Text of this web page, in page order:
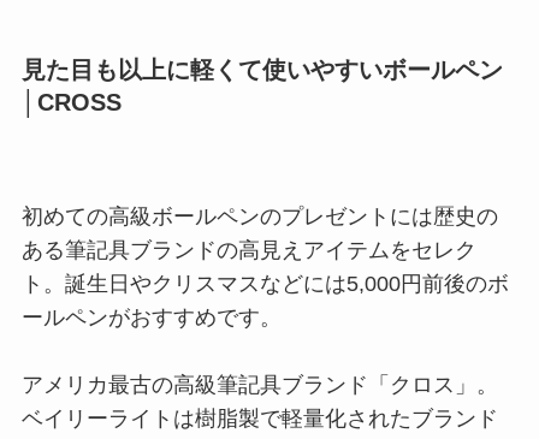
見た目も以上に軽くて使いやすいボールペン
│CROSS
初めての高級ボールペンのプレゼントには歴史の
ある筆記具ブランドの高見えアイテムをセレク
ト。誕生日やクリスマスなどには5,000円前後のボ
ールペンがおすすめです。
アメリカ最古の高級筆記具ブランド「クロス」。
ベイリーライトは樹脂製で軽量化されたブランド